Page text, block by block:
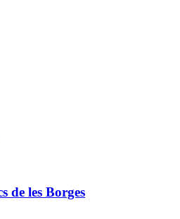
de les Borges